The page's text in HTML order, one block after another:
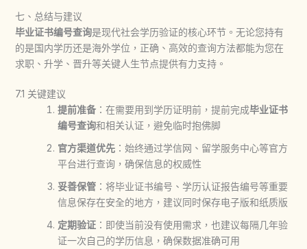
七、总结与建议
毕业证书编号查询是现代社会学历验证的核心环节。无论您持有
的是国内学历还是海外学位，正确、高效的查询方法都能为您在
求职、升学、晋升等关键人生节点提供有力支持。
7.1 关键建议
提前准备：在需要用到学历证明前，提前完成毕业证书
编号查询和相关认证，避免临时抱佛脚
官方渠道优先：始终通过学信网、留学服务中心等官方
平台进行查询，确保信息的权威性
妥善保管：将毕业证书编号、学历认证报告编号等重要
信息保存在安全的地方，建议同时保存电子版和纸质版
定期验证：即使当前没有使用需求，也建议每隔几年验
证一次自己的学历信息，确保数据准确可用